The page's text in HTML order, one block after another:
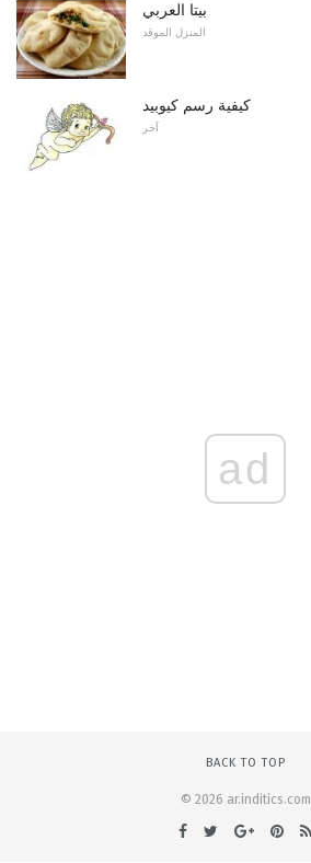
بيتا العربي
المنزل الموقد
كيفية رسم كيوبيد
آخر
ad
BACK TO TOP
© 2026 ar.inditics.com